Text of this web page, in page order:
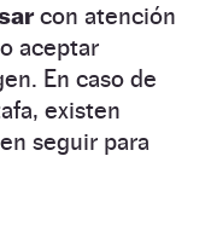
con atención
aceptar
En caso de
existen
seguir para